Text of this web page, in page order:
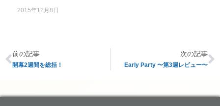
2015年12月8日
前の記事
開幕2週間を総括！
次の記事
Early Party 〜第3週レビュー〜